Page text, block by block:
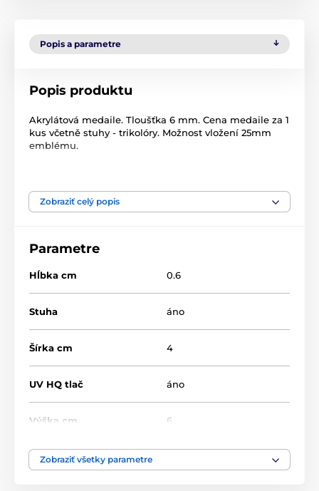
Popis a parametre
Popis produktu
Akrylátová medaile. Tloušťka 6 mm. Cena medaile za 1
kus včetně stuhy - trikolóry. Možnost vložení 25mm
emblému.
Čísla Akrylátové medaily MDA40
Zobraziť celý popis
Parametre
Hĺbka cm 0.6
Stuha áno
Šírka cm 4
UV HQ tlač áno
Výška cm 6
Motív
Zobraziť všetky parametre